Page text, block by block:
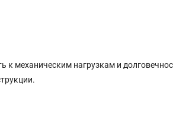
к механическим нагрузкам и